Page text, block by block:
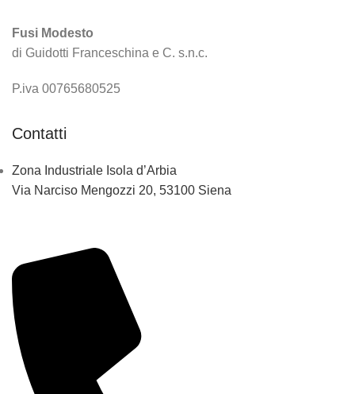
Fusi Modesto
di Guidotti Franceschina e C. s.n.c.
P.iva 00765680525
Contatti
Zona Industriale Isola d’Arbia
Via Narciso Mengozzi 20, 53100 Siena